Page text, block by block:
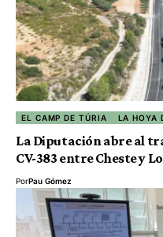
EL CAMP DE TÚRIA LA HOYA
La Diputación abre al
CV-383 entre Cheste y
PorPau Gómez